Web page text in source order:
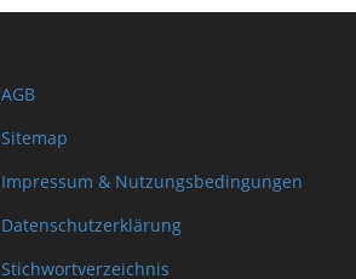
AGB
Sitemap
Impressum & Nutzungsbedingungen
Datenschutzerklärung
Stichwortverzeichnis